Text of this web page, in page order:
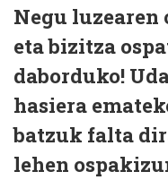
Negu luzearen
eta bizitza
daborduko!
hasiera
batzuk falta
lehen